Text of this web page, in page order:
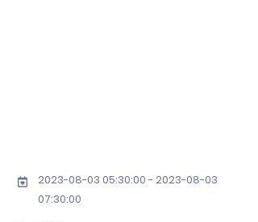
2023-08-03 05:30:00 - 2023-08-03
07:30:00